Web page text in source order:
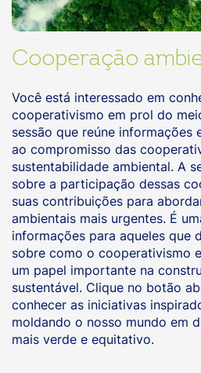
Cooperação
Você está interessado em
cooperativismo em prol do
sessão que reúne informações
ao compromisso das
sustentabilidade ambiental. A
sobre a participação dessas
suas contribuições para
ambientais mais urgentes. É
informações para aqueles que
sobre como o cooperativismo
um papel importante na
sustentável. Clique no botão
conhecer as iniciativas
moldando o nosso mundo em
mais verde e equitativo.